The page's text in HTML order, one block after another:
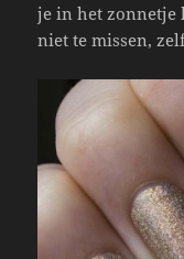
je in het zonnetje
niet te missen,